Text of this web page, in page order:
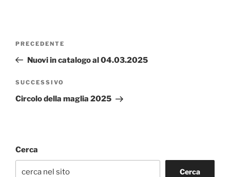
Articolo
precedente:
PRECEDENTE
Nuovi in catalogo al 04.03.2025
Articolo
successivo
SUCCESSIVO
Circolo della maglia 2025
Cerca
Cerca